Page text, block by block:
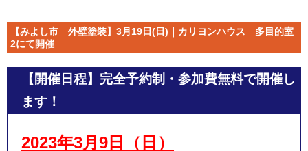
【みよし市 外壁塗装】3月19日(日)｜カリヨンハウス 多目的室
2にて開催
【開催日程】 完全予約制・参加費無料で開催し
ます！
2023年3月9日（日 ）